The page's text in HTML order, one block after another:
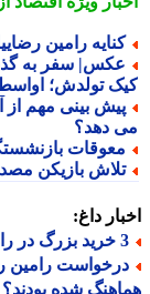
رامین رضاییان
سفر به
تولدش؛ اواسط دهه
بینی مهم از
دهد؟
بازنشستگان
بازیکن مصدوم
داغ:
رامین
شده بودند؟